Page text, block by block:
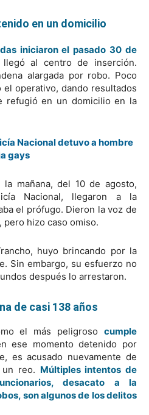
en un domicilio
iniciaron el pasado 30 de
al centro de inserción.
alargada por robo. Poco
operativo, dando resultados
refugió en un domicilio en la
Nacional detuvo a hombre
gays
mañana, del 10 de agosto,
Nacional, llegaron a la
el prófugo. Dieron la voz de
pero hizo caso omiso.
huyo brincando por la
Sin embargo, su esfuerzo no
después lo arrestaron.
de casi 138 años
el más peligroso cumple
ese momento detenido por
es acusado nuevamente de
reo. Múltiples intentos de
desacato a la
son algunos de los delitos